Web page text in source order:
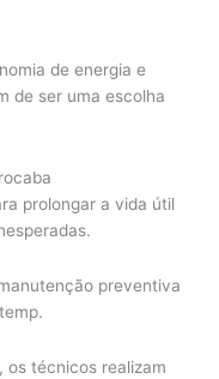
de energia e
de ser uma escolha
prolongar a vida útil
preventiva
os técnicos realizam